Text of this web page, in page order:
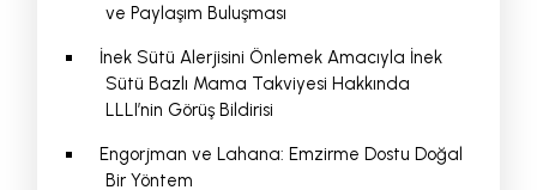
ve Paylaşım Buluşması
İnek Sütü Alerjisini Önlemek Amacıyla İnek
Sütü Bazlı Mama Takviyesi Hakkında
LLLI’nin Görüş Bildirisi
Engorjman ve Lahana: Emzirme Dostu Doğal
Bir Yöntem